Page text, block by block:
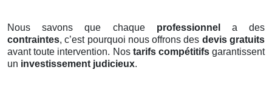
Nous savons que chaque professionnel
a des
contraintes, c’est pourquoi nous offrons des devis gratuits
avant toute intervention. Nos tarifs compétitifsgarantissent
un investissement judicieux.